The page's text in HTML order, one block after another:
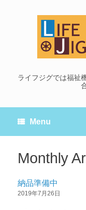
ライフジグでは福祉
Menu
Monthly
納品準備中
2019年7月26日